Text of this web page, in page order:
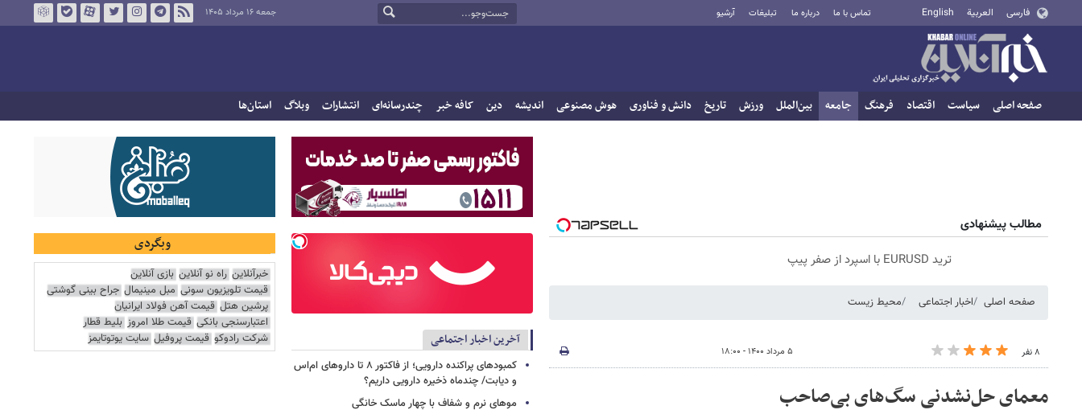
فارسی العربية English تماس با ما درباره ما تبلیغات آرشیو جمعه ۱۶ مرداد ۱۴۰۵
صفحه اصلی سیاست اقتصاد فرهنگ جامعه بین‌الملل ورزش تاریخ دانش و فناوری هوش مصنوعی اندیشه دین کافه خبر چندرسانه‌ای انتشارات وبلاگ استان‌ها
مطالب پیشنهادی
ترید EURUSD با اسپرد از صفر پیپ
صفحه اصلی اخبار اجتماعی محیط زیست
۸ نفر ۵ مرداد ۱۴۰۰ - ۱۸:۰۰
معمای حل‌نشدنی سگ‌های بی‌صاحب
آخرین اخبار اجتماعی
کمبودهای پراکنده دارویی؛ از فاکتور ۸ تا داروهای ام‌اس
و دیابت/ چندماه ذخیره دارویی داریم؟
موهای نرم و شفاف با چهار ماسک خانگی
وبگردی
خبرآنلاین راه نو آنلاین بازی آنلاین
قیمت تلویزیون سونی مبل مینیمال جراح بینی گوشتی
پرشین هتل قیمت آهن فولاد ایرانیان
اعتبارسنجی بانکی قیمت طلا امروز بلیط قطار
شرکت رادوکو قیمت پروفیل سایت یوتوتایمز